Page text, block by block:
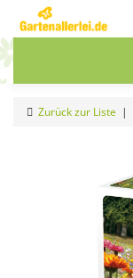
Zurück zur Liste